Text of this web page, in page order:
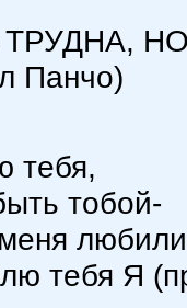
Панчо)
тебя,
тобой-
любили
тебя Я